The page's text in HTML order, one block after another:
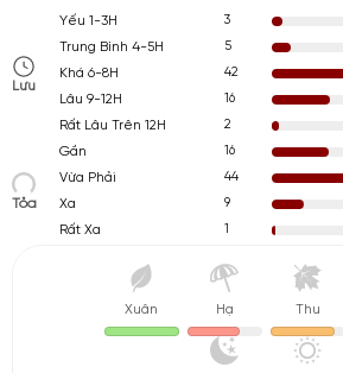
Lưu
Yếu 1-3H
3
Trung Bình 4-5H
5
Khá 6-8H
42
Lâu 9-12H
16
Rất Lâu Trên 12H
2
Tỏa
Gần
16
Vừa Phải
44
Xa
9
Rất Xa
1
Xuân Hạ Thu